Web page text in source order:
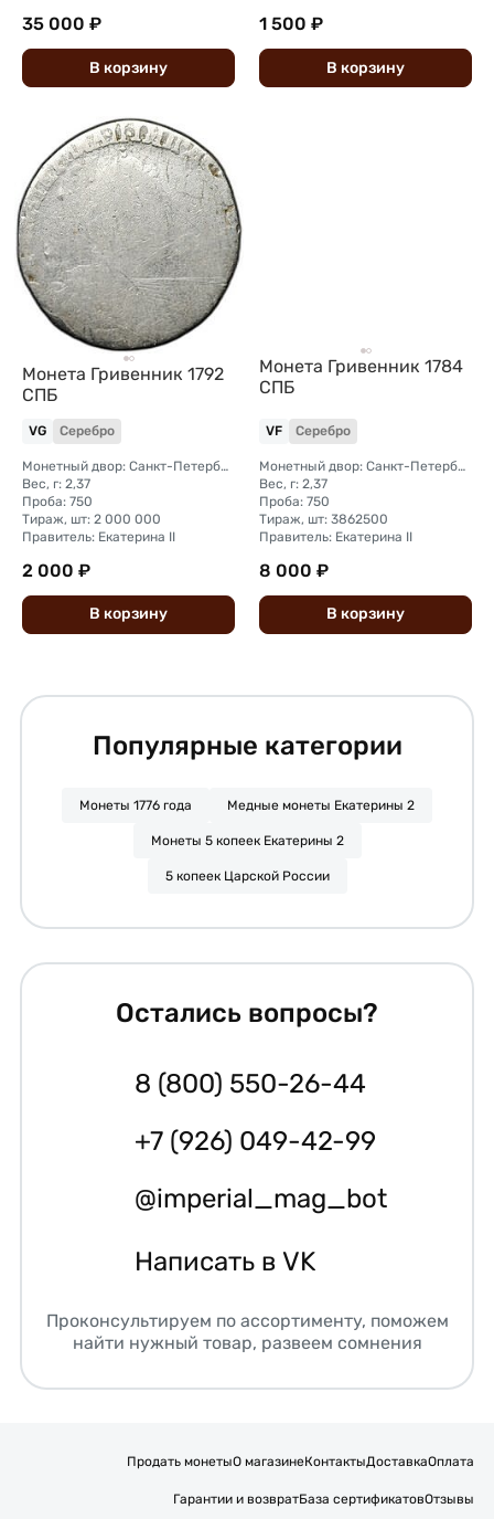
35 000 ₽
В корзину
1 500 ₽
В корзину
Монета Гривенник 1792
СПБ
VG Серебро
Монетный двор: Санкт-Петербургский монетный двор
Вес, г: 2,37
Проба: 750
Тираж, шт: 2 000 000
Правитель: Екатерина II
2 000 ₽
В корзину
Монета Гривенник 1784
СПБ
VF Серебро
Монетный двор: Санкт-Петербургский монетный двор
Вес, г: 2,37
Проба: 750
Тираж, шт: 3862500
Правитель: Екатерина II
8 000 ₽
В корзину
Популярные категории
Монеты 1776 года Медные монеты Екатерины 2
Монеты 5 копеек Екатерины 2
5 копеек Царской России
Остались вопросы?
8 (800) 550-26-44
+7 (926) 049-42-99
@imperial_mag_bot
Написать в VK
Проконсультируем по ассортименту, поможем
найти нужный товар, развеем сомнения
Продать монетыО магазинеКонтактыДоставкаОплата
Гарантии и возвратБаза сертификатовОтзывы